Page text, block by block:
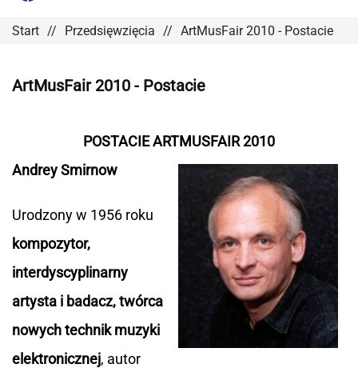
Start Przedsięwzięcia ArtMusFair 2010 - Postacie
ArtMusFair 2010 - Postacie
POSTACIE ARTMUSFAIR 2010
Andrey Smirnow
Urodzony w 1956 roku
kompozytor,
interdyscyplinarny
artysta i badacz, twórca
nowych technik muzyki
elektronicznej, autor